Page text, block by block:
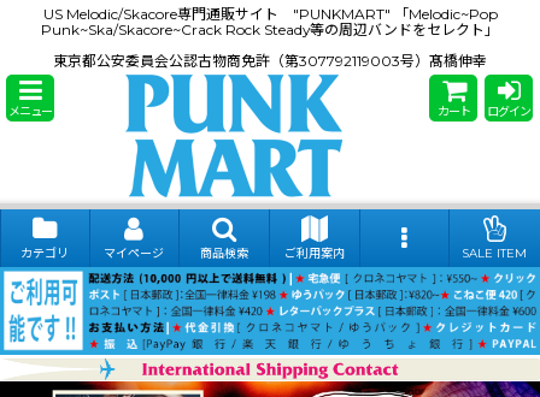
US Melodic/Skacore専門通販サイト "PUNKMART" 「Melodic~Pop
Punk~Ska/Skacore~Crack Rock Steady等の周辺バンドをセレクト」
東京都公安委員会公認古物商免許（第307792119003号）髙橋伸幸
メニュー カート ログイン
カテゴリ マイページ 商品検索 ご利用案内 SALE ITEM